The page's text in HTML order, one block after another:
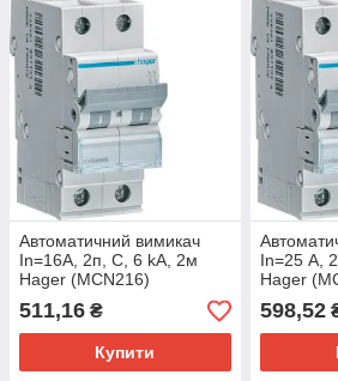
Автоматичний вимикач
In=16А, 2п, С, 6 kA, 2м
Hager (MCN216)
511,16 ₴
Купити
In=25 А,
Hager
598,52